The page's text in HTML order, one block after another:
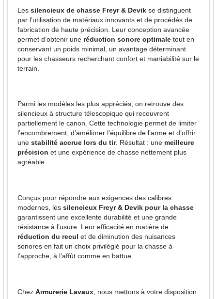
Lessilencieux de chasse Freyr & Devik se distinguent
par l’utilisation de matériaux innovants et de procédés de
fabrication de haute précision. Leur conception avancée
permet d’obtenir une réduction sonore optimale tout en
conservant un poids minimal, un avantage déterminant
pour les chasseurs recherchant confort et maniabilité sur le
terrain.
Parmi les modèles les plus appréciés, on retrouve des
silencieux à structure télescopique qui recouvrent
partiellement le canon. Cette technologie permet de limiter
l’encombrement, d’améliorer l’équilibre de l’arme et d’offrir
unestabilité accrue lors du tir. Résultat : une meilleure
précision et une expérience de chasse nettement plus
agréable.
Conçus pour répondre aux exigences des calibres
modernes, lessilencieux Freyr & Devik pour la chasse
garantissent une excellente durabilité et une grande
résistance à l’usure. Leur efficacité en matière de
réduction du recul et de diminution des nuisances
sonores en fait un choix privilégié pour la chasse à
l’approche, à l’affût comme en battue.
ChezArmurerie Lavaux , nous mettons à votre disposition